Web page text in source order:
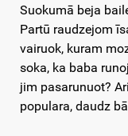
Suokumā beja
Partū raudzejom
vairuok, kuram
soka, ka baba
jim pasarunuot?
populara, daudz